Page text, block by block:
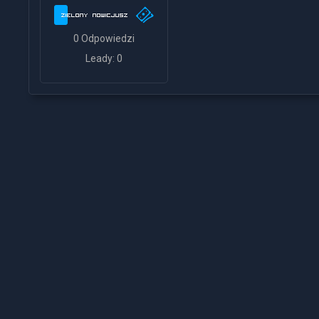
0 Odpowiedzi
Leady: 0